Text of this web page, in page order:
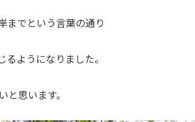
までという言葉の通り
ようになりました。
と思います。